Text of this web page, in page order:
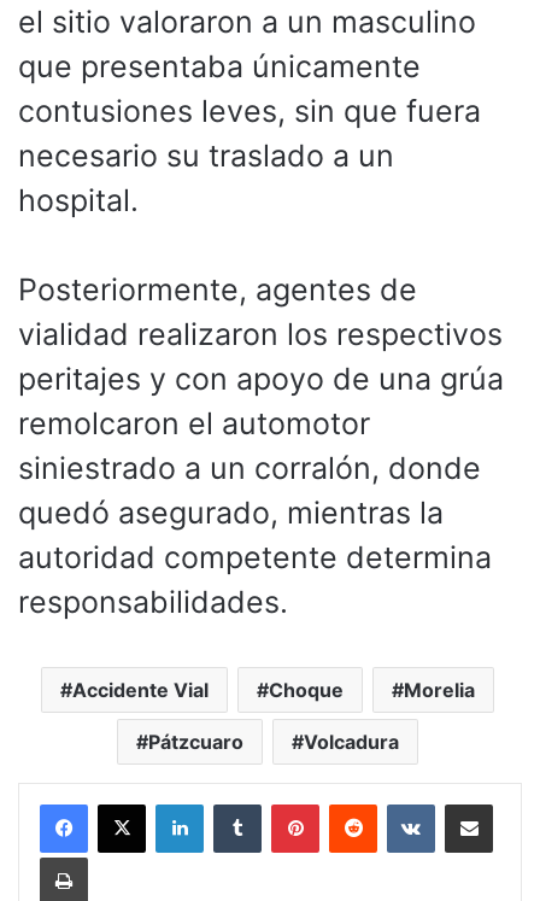
el sitio valoraron a un masculino
que presentaba únicamente
contusiones leves, sin que fuera
necesario su traslado a un
hospital.
Posteriormente, agentes de
vialidad realizaron los respectivos
peritajes y con apoyo de una grúa
remolcaron el automotor
siniestrado a un corralón, donde
quedó asegurado, mientras la
autoridad competente determina
responsabilidades.
Accidente Vial Choque Morelia
Pátzcuaro Volcadura
LinkedInTumblr PinterestReddit VKontakteCompartir por
Imprimir